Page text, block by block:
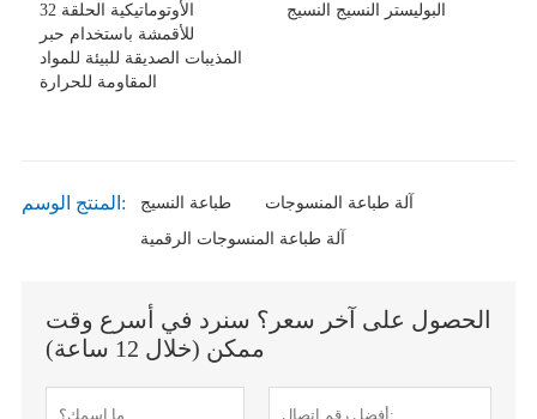
الأوتوماتيكية الحلقة 32
للأقمشة باستخدام حبر
المذيبات الصديقة للبيئة للمواد
المقاومة للحرارة
البوليستر النسيج النسيج
المنتج الوسم: طباعة النسيج
آلة طباعة المنسوجات
آلة طباعة المنسوجات الرقمية
الحصول على آخر سعر؟ سنرد في أسرع وقت
ممكن (خلال 12 ساعة)